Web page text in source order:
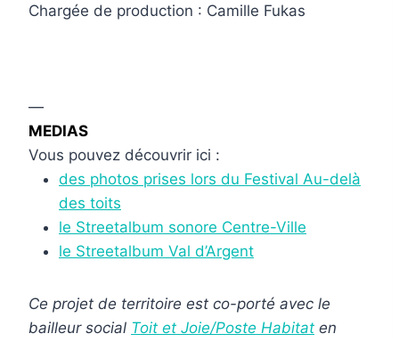
Chargée de production : Camille Fukas
—
MEDIAS
Vous pouvez découvrir ici :
des photos prises lors du Festival Au-delà
des toits
le Streetalbum sonore Centre-Ville
le Streetalbum Val d’Argent
Ce projet de territoire est co-porté avec le
bailleur social Toit et Joie/Poste Habitat en